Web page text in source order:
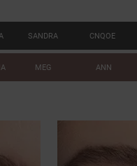
SANDRA CNQOE
MEG ANN